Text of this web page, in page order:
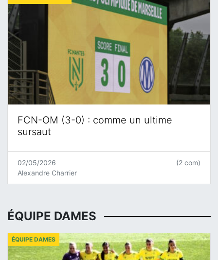
FCN-OM (3-0) : comme un ultime
sursaut
02/05/2026
Alexandre Charrier
(2 com)
ÉQUIPE DAMES
ÉQUIPE DAMES